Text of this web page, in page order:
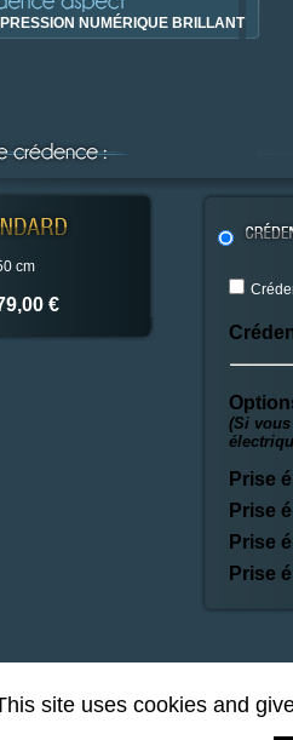
NUMÉRIQUE BRILLANT
cm
€
(Si
Prise
Prise
Prise
Prise
site uses cookies and